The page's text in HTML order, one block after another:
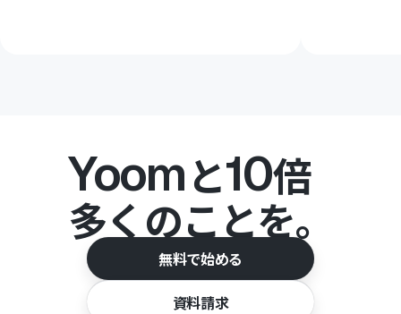
Yoomと10倍
多くのことを。
無料で始める
資料請求